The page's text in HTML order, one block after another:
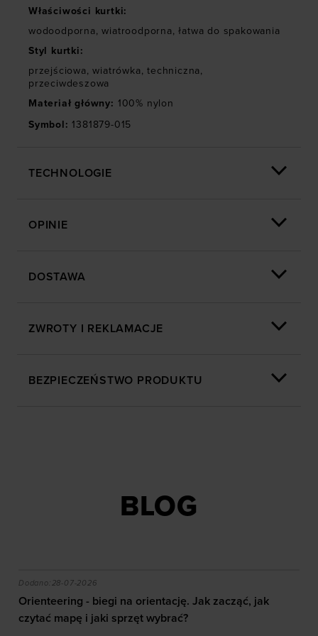
„Szczegóły”
Właściwości kurtki:
wodoodporna, wiatroodporna, łatwa do spakowania
Styl kurtki:
przejściowa, wiatrówka, techniczna,
przeciwdeszowa
Materiał główny: 100% nylon
Symbol: 1381879-015
TECHNOLOGIE
OPINIE
DOSTAWA
ZWROTY I REKLAMACJE
BEZPIECZEŃSTWO PRODUKTU
BLOG
efekty daje trening?
Orienteering - biegi na orientację. Jak zacząć, jak
Dodano:28-07-2026
Orienteering - biegi na orientację. Jak zacząć, jak
czytać mapę i jaki sprzęt wybrać?